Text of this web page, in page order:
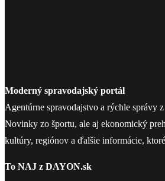
Moderný spravodajský portál
Agentúrne spravodajstvo a rýchle správy
Novinky zo športu, ale aj ekonomický
kultúry, regiónov a ďalšie informácie,
To NAJ z DAYON.sk